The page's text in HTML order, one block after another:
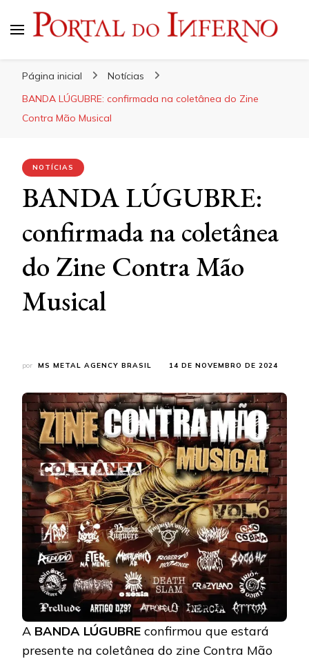
Página inicial
Notícias
BANDA LÚGUBRE: confirmada na coletânea do Zine
Contra Mão Musical
NOTÍCIAS
BANDA LÚGUBRE:
confirmada na coletânea
do Zine Contra Mão
Musical
por MS METAL AGENCY BRASIL 14 DE NOVEMBRO DE 2024
A BANDA LÚGUBRE confirmou que estará
presente na coletânea do zine Contra Mão